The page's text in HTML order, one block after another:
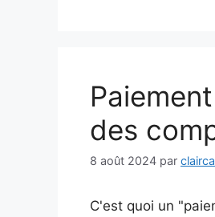
des
8 août 2024 par
C'est quoi un